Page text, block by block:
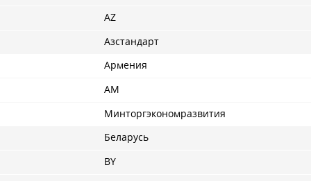
AZ
Азстандарт
Армения
AM
Минторгэкономразвития
Беларусь
BY